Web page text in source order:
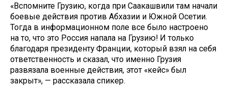
«Вспомните Грузию, когда при Саакашвили там начали
боевые действия против Абхазии и Южной Осетии.
Тогда в информационном поле все было настроено
на то, что это Россия напала на Грузию! И только
благодаря президенту Франции, который взял на себя
ответственность и сказал, что именно Грузия
развязала военные действия, этот «кейс» был
закрыт», — рассказала спикер.